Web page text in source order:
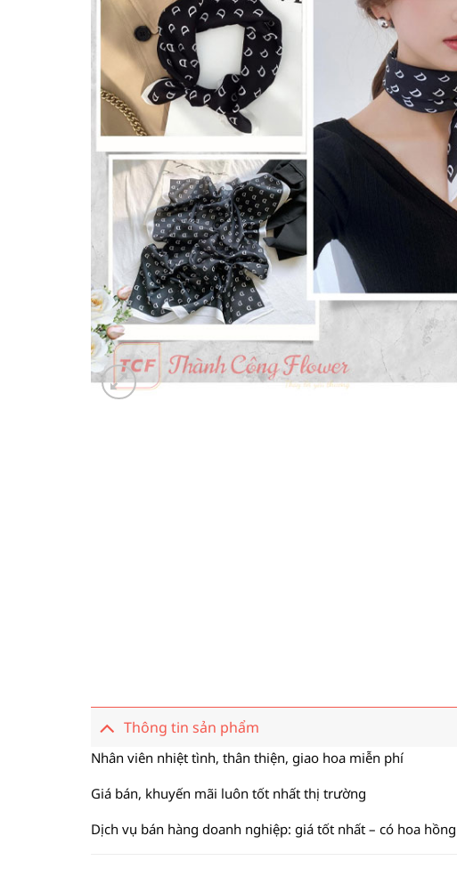
Thông tin sản phẩm
Nhân viên nhiệt tình, thân thiện, giao hoa miễn phí
Giá bán, khuyến mãi luôn tốt nhất thị trường
Dịch vụ bán hàng doanh nghiệp: giá tốt nhất – có hoa hồng